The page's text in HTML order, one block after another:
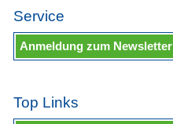
Service
Anmeldung zum Newsletter
Top Links